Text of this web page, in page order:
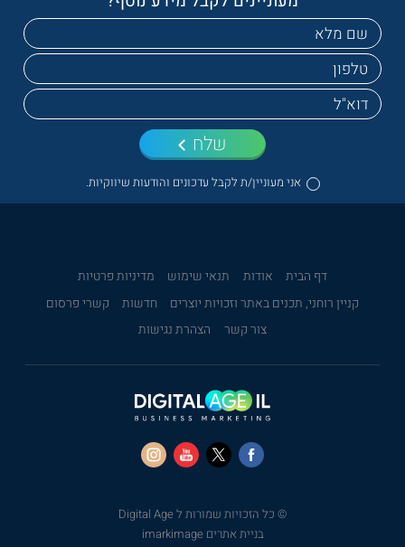
אני מעוניין/ת לקבל עדכונים והודעות שיווקיות.
שלח
דף הבית אודות תנאי שימוש
מדיניות פרטיות
קניין רוחני, תכנים באתר וזכויות יוצרים
חדשות
קשרי פרסום
צור קשר
הצהרת נגישות
© כל הזכויות שמורות ל Digital Age
בניית אתרים imarkimage